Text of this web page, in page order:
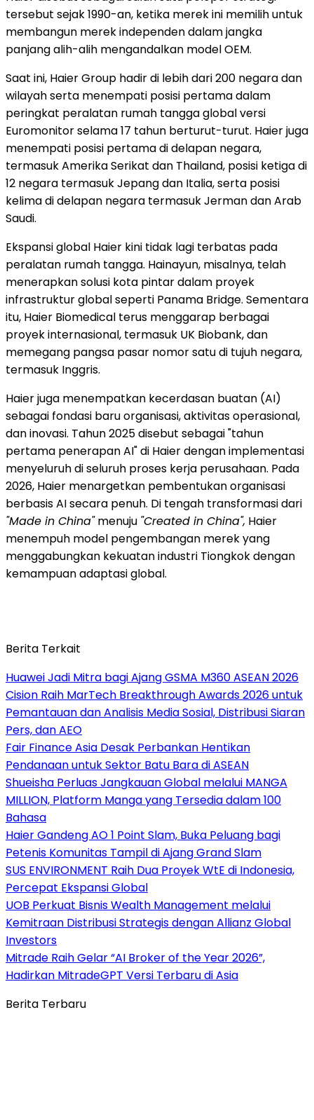
tersebut sejak 1990-an, ketika merek ini memilih untuk
membangun merek independen dalam jangka
panjang alih-alih mengandalkan model OEM.
Saat ini, Haier Group hadir di lebih dari 200 negara dan
wilayah serta menempati posisi pertama dalam
peringkat peralatan rumah tangga global versi
Euromonitor selama 17 tahun berturut-turut. Haier juga
menempati posisi pertama di delapan negara,
termasuk Amerika Serikat dan Thailand, posisi ketiga di
12 negara termasuk Jepang dan Italia, serta posisi
kelima di delapan negara termasuk Jerman dan Arab
Saudi.
Ekspansi global Haier kini tidak lagi terbatas pada
peralatan rumah tangga. Hainayun, misalnya, telah
menerapkan solusi kota pintar dalam proyek
infrastruktur global seperti Panama Bridge. Sementara
itu, Haier Biomedical terus menggarap berbagai
proyek internasional, termasuk UK Biobank, dan
memegang pangsa pasar nomor satu di tujuh negara,
termasuk Inggris.
Haier juga menempatkan kecerdasan buatan (AI)
sebagai fondasi baru organisasi, aktivitas operasional,
dan inovasi. Tahun 2025 disebut sebagai "tahun
pertama penerapan AI" di Haier dengan implementasi
menyeluruh di seluruh proses kerja perusahaan. Pada
2026, Haier menargetkan pembentukan organisasi
berbasis AI secara penuh. Di tengah transformasi dari
"Made in China"menuju "Created in China", Haier
menempuh model pengembangan merek yang
menggabungkan kekuatan industri Tiongkok dengan
kemampuan adaptasi global.
Berita Terkait
Huawei Jadi Mitra bagi Ajang GSMA M360 ASEAN 2026
Cision Raih MarTech Breakthrough Awards 2026 untuk
Pemantauan dan Analisis Media Sosial, Distribusi Siaran
Pers, dan AEO
Fair Finance Asia Desak Perbankan Hentikan
Pendanaan untuk Sektor Batu Bara di ASEAN
Shueisha Perluas Jangkauan Global melalui MANGA
MILLION, Platform Manga yang Tersedia dalam 100
Bahasa
Haier Gandeng AO 1 Point Slam, Buka Peluang bagi
Petenis Komunitas Tampil di Ajang Grand Slam
SUS ENVIRONMENT Raih Dua Proyek WtE di Indonesia,
Percepat Ekspansi Global
UOB Perkuat Bisnis Wealth Management melalui
Kemitraan Distribusi Strategis dengan Allianz Global
Investors
Mitrade Raih Gelar “AI Broker of the Year 2026”,
Hadirkan MitradeGPT Versi Terbaru di Asia
Berita Terbaru